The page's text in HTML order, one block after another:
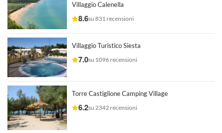
Villaggio Calenella
8.6su 831 recensioni
Villaggio Turistico Siesta
7.0su 1096 recensioni
Torre Castiglione Camping Village
6.2su 2342 recensioni